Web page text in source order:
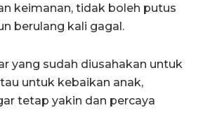
keimanan, tidak boleh putus
berulang kali gagal.
yang sudah diusahakan untuk
untuk kebaikan anak,
tetap yakin dan percaya